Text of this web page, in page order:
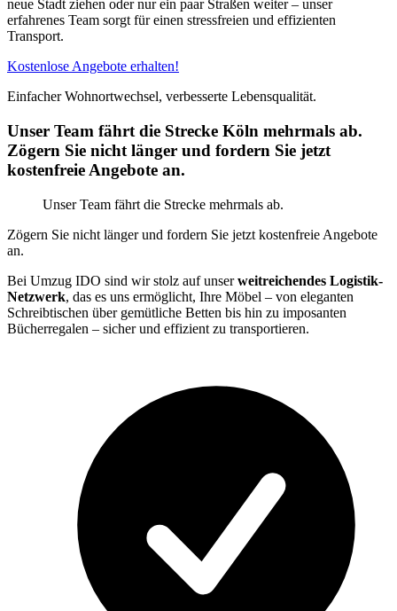
neue Stadt ziehen oder nur ein paar Straßen weiter – unser
erfahrenes Team sorgt für einen stressfreien und effizienten
Transport.
Kostenlose Angebote erhalten!
Einfacher Wohnortwechsel, verbesserte Lebensqualität.
Unser Team fährt die Strecke Köln mehrmals ab.
Zögern Sie nicht länger und fordern Sie jetzt
kostenfreie Angebote an.
Unser Team fährt die Strecke mehrmals ab.
Zögern Sie nicht länger und fordern Sie jetzt kostenfreie Angebote
an.
Bei Umzug IDO sind wir stolz auf unserweitreichendes Logistik-
Netzwerk, das es uns ermöglicht, Ihre Möbel – von eleganten
Schreibtischen über gemütliche Betten bis hin zu imposanten
Bücherregalen – sicher und effizient zu transportieren.